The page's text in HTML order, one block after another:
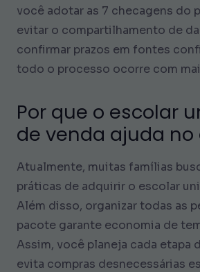
você adotar as 7 checagens do
evitar o compartilhamento de
confirmar prazos em fontes
todo o processo ocorre com
Por que o escolar
de venda ajuda no
Atualmente, muitas famílias
práticas de adquirir o escolar
Além disso, organizar todas as
pacote garante economia de
Assim, você planeja cada etapa
evita compras desnecessárias